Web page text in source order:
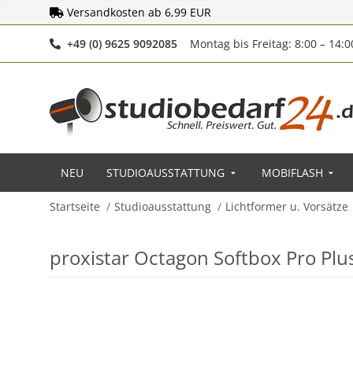
Versandkosten ab 6,99 EUR
+49 (0) 9625 9092085Telefonnummer
Montag bis Freitag: 8:00 –
NEU STUDIOAUSSTATTUNG MOBIFLASH
Startseite Studioausstattung Lichtformer u. Vorsätze
proxistar Octagon Softbox Pro